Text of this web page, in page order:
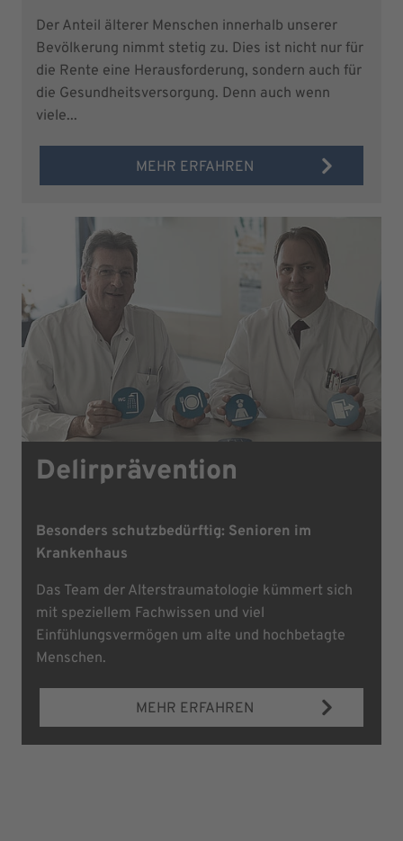
Der Anteil älterer Menschen innerhalb unserer
Bevölkerung nimmt stetig zu. Dies ist nicht nur für
die Rente eine Herausforderung, sondern auch für
die Gesundheitsversorgung. Denn auch wenn
viele...
MEHR ERFAHREN
Delirprävention
Besonders schutzbedürftig: Senioren im
Krankenhaus
Das Team der Alterstraumatologie kümmert sich
mit speziellem Fachwissen und viel
Einfühlungsvermögen um alte und hochbetagte
Menschen.
MEHR ERFAHREN